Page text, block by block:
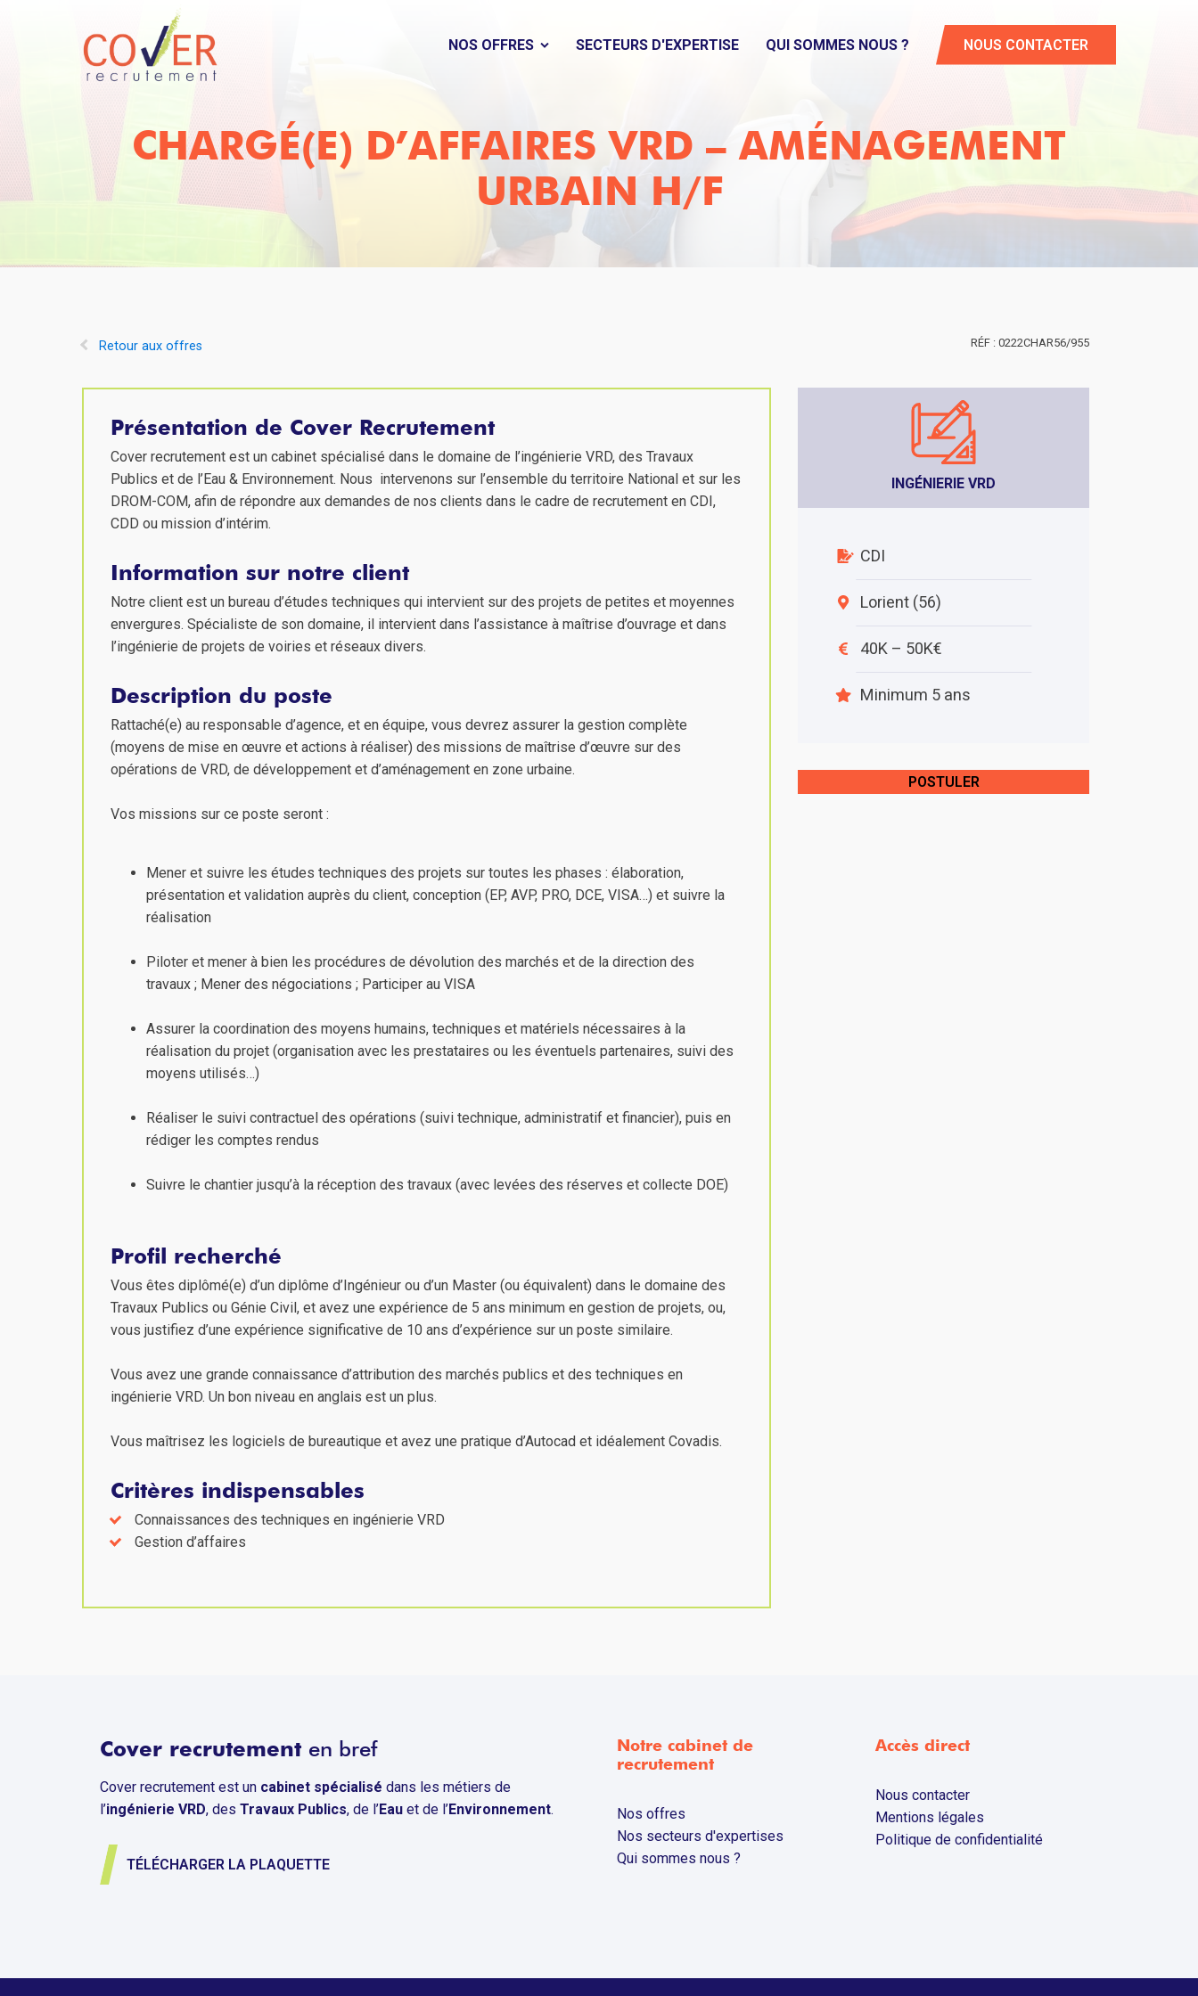
NOS OFFRES SECTEURS D'EXPERTISE QUI SOMMES NOUS ? NOUS CONTACTER
CHARGÉ(E) D’AFFAIRES VRD – AMÉNAGEMENT
URBAIN H/F
Retour aux offres 0222CHAR56/955
Présentation de Cover Recrutement
Cover recrutement est un cabinet spécialisé dans le domaine de l’ingénierie VRD, des Travaux
Publics et de l’Eau & Environnement. Nous intervenons sur l’ensemble du territoire National et sur les
DROM-COM, afin de répondre aux demandes de nos clients dans le cadre de recrutement en CDI,
CDD ou mission d’intérim.
Information sur notre client
Notre client est un bureau d’études techniques qui intervient sur des projets de petites et moyennes
envergures. Spécialiste de son domaine, il intervient dans l’assistance à maîtrise d’ouvrage et dans
l’ingénierie de projets de voiries et réseaux divers.
Description du poste
Rattaché(e) au responsable d’agence, et en équipe, vous devrez assurer la gestion complète
(moyens de mise en œuvre et actions à réaliser) des missions de maîtrise d’œuvre sur des
opérations de VRD, de développement et d’aménagement en zone urbaine.
Vos missions sur ce poste seront :
Mener et suivre les études techniques des projets sur toutes les phases : élaboration,
présentation et validation auprès du client, conception (EP, AVP, PRO, DCE, VISA…) et suivre la
réalisation
Piloter et mener à bien les procédures de dévolution des marchés et de la direction des
travaux ; Mener des négociations ; Participer au VISA
Assurer la coordination des moyens humains, techniques et matériels nécessaires à la
réalisation du projet (organisation avec les prestataires ou les éventuels partenaires, suivi des
moyens utilisés…)
Réaliser le suivi contractuel des opérations (suivi technique, administratif et financier), puis en
rédiger les comptes rendus
Suivre le chantier jusqu’à la réception des travaux (avec levées des réserves et collecte DOE)
Profil recherché
Vous êtes diplômé(e) d’un diplôme d’Ingénieur ou d’un Master (ou équivalent) dans le domaine des
Travaux Publics ou Génie Civil, et avez une expérience de 5 ans minimum en gestion de projets, ou,
vous justifiez d’une expérience significative de 10 ans d’expérience sur un poste similaire.
Vous avez une grande connaissance d’attribution des marchés publics et des techniques en
ingénierie VRD. Un bon niveau en anglais est un plus.
Vous maîtrisez les logiciels de bureautique et avez une pratique d’Autocad et idéalement Covadis.
Critères indispensables
Connaissances des techniques en ingénierie VRD
Gestion d’affaires
INGÉNIERIE VRD
CDI
Lorient (56)
40K – 50K€
Minimum 5 ans
POSTULER
Cover recrutement en bref
Cover recrutement est un cabinet spécialisé dans les métiers de
l’ingénierie VRD, des Travaux Publics, de l’Eau et de l’Environnement.
TÉLÉCHARGER LA PLAQUETTE
Notre cabinet de
recrutement
Nos offres
Nos secteurs d'expertises
Qui sommes nous ?
Accès direct
Nous contacter
Mentions légales
Politique de confidentialité